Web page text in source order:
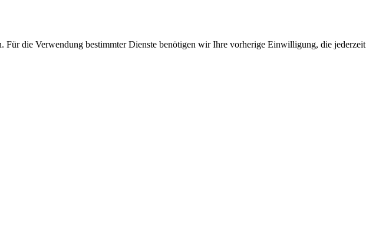
die Verwendung bestimmter Dienste benötigen wir Ihre vorherige Einwilligung, die jederzeit